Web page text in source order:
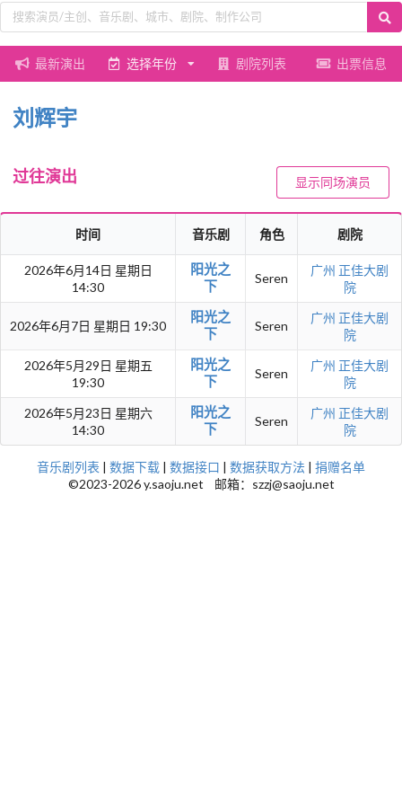
最新演出 选择年份 剧院列表 出票信息
刘辉宇
过往演出 显示同场演员
时间 音乐剧 角色 剧院
2026年6月14日 星期日
14:30
阳光之
下
Seren
广州 正佳大剧
院
2026年6月7日 星期日 19:30
阳光之
下
Seren
广州 正佳大剧
院
2026年5月29日 星期五
19:30
阳光之
下
Seren
广州 正佳大剧
院
2026年5月23日 星期六
14:30
阳光之
下
Seren
广州 正佳大剧
院
音乐剧列表 | 数据下载 | 数据接口 | 数据获取方法 | 捐赠名单
©2023-2026 y.saoju.net 邮箱：szzj@saoju.net